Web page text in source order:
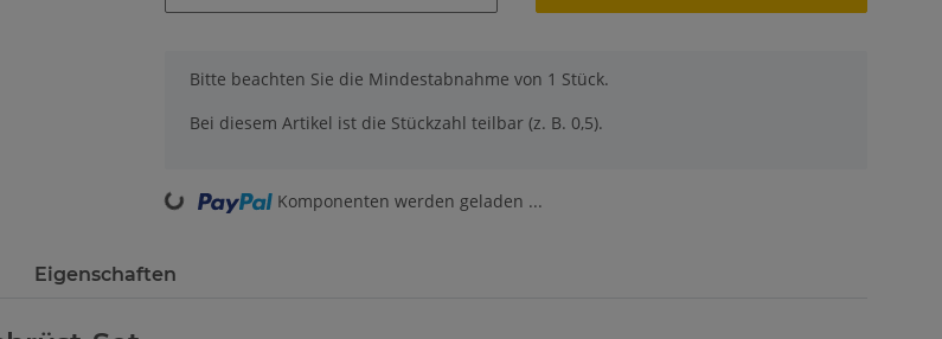
x
Bitte beachten Sie die Mindestabnahme von 1 Stück.
Bei diesem Artikel ist die Stückzahl teilbar (z. B. 0,5).
Loading... Komponenten werden geladen ...
Eigenschaften